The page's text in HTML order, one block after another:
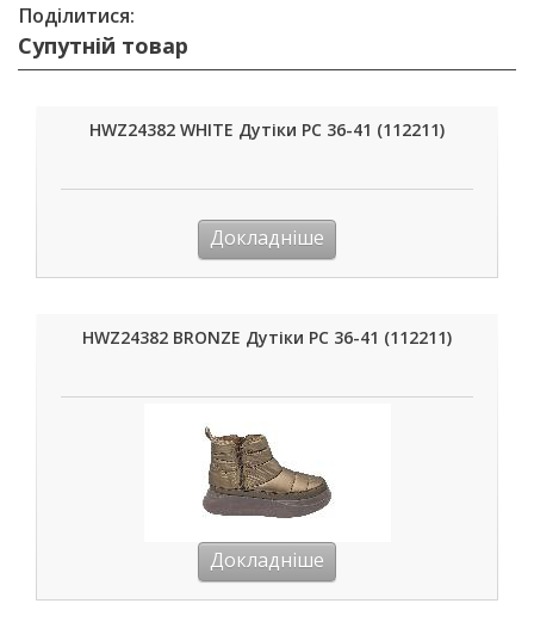
Поділитися:
Супутній товар
HWZ24382 WHITE Дутіки РС 36-41 (112211)
Докладніше
HWZ24382 BRONZE Дутіки РС 36-41 (112211)
Докладніше